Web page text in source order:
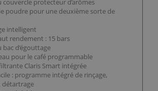
couvercle protecteur d’arômes
poudre pour une deuxième sorte de
intelligent
rendement : 15 bars
d’égouttage
pour le café programmable
Claris Smart intégrée
: programme intégré de rinçage,
détartrage